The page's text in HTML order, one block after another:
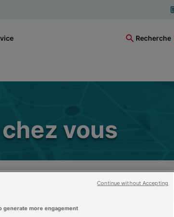
Recherche
vous
generate more engagement
Continue without Accepting